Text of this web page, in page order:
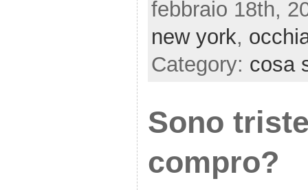
febbraio 18th,
new york,
Category: cosa
Sono
compro?